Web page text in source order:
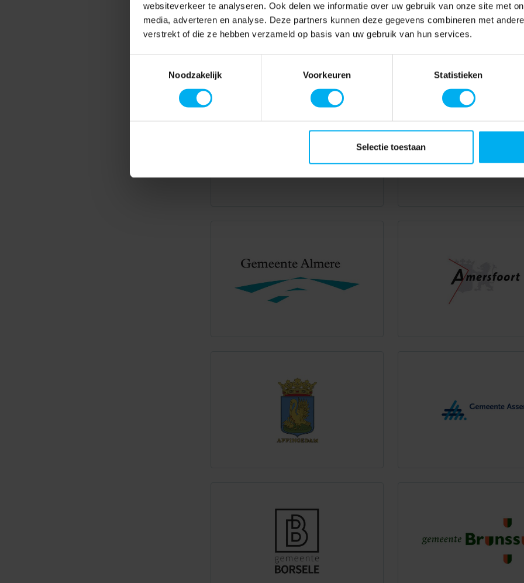
websiteverkeer te analyseren. Ook delen we informatie over uw gebruik van onze site met
media, adverteren en analyse. Deze partners kunnen deze gegevens combineren met
verstrekt of die ze hebben verzameld op basis van uw gebruik van hun services.
Noodzakelijk
Voorkeuren Statistieken
Selectie toestaan